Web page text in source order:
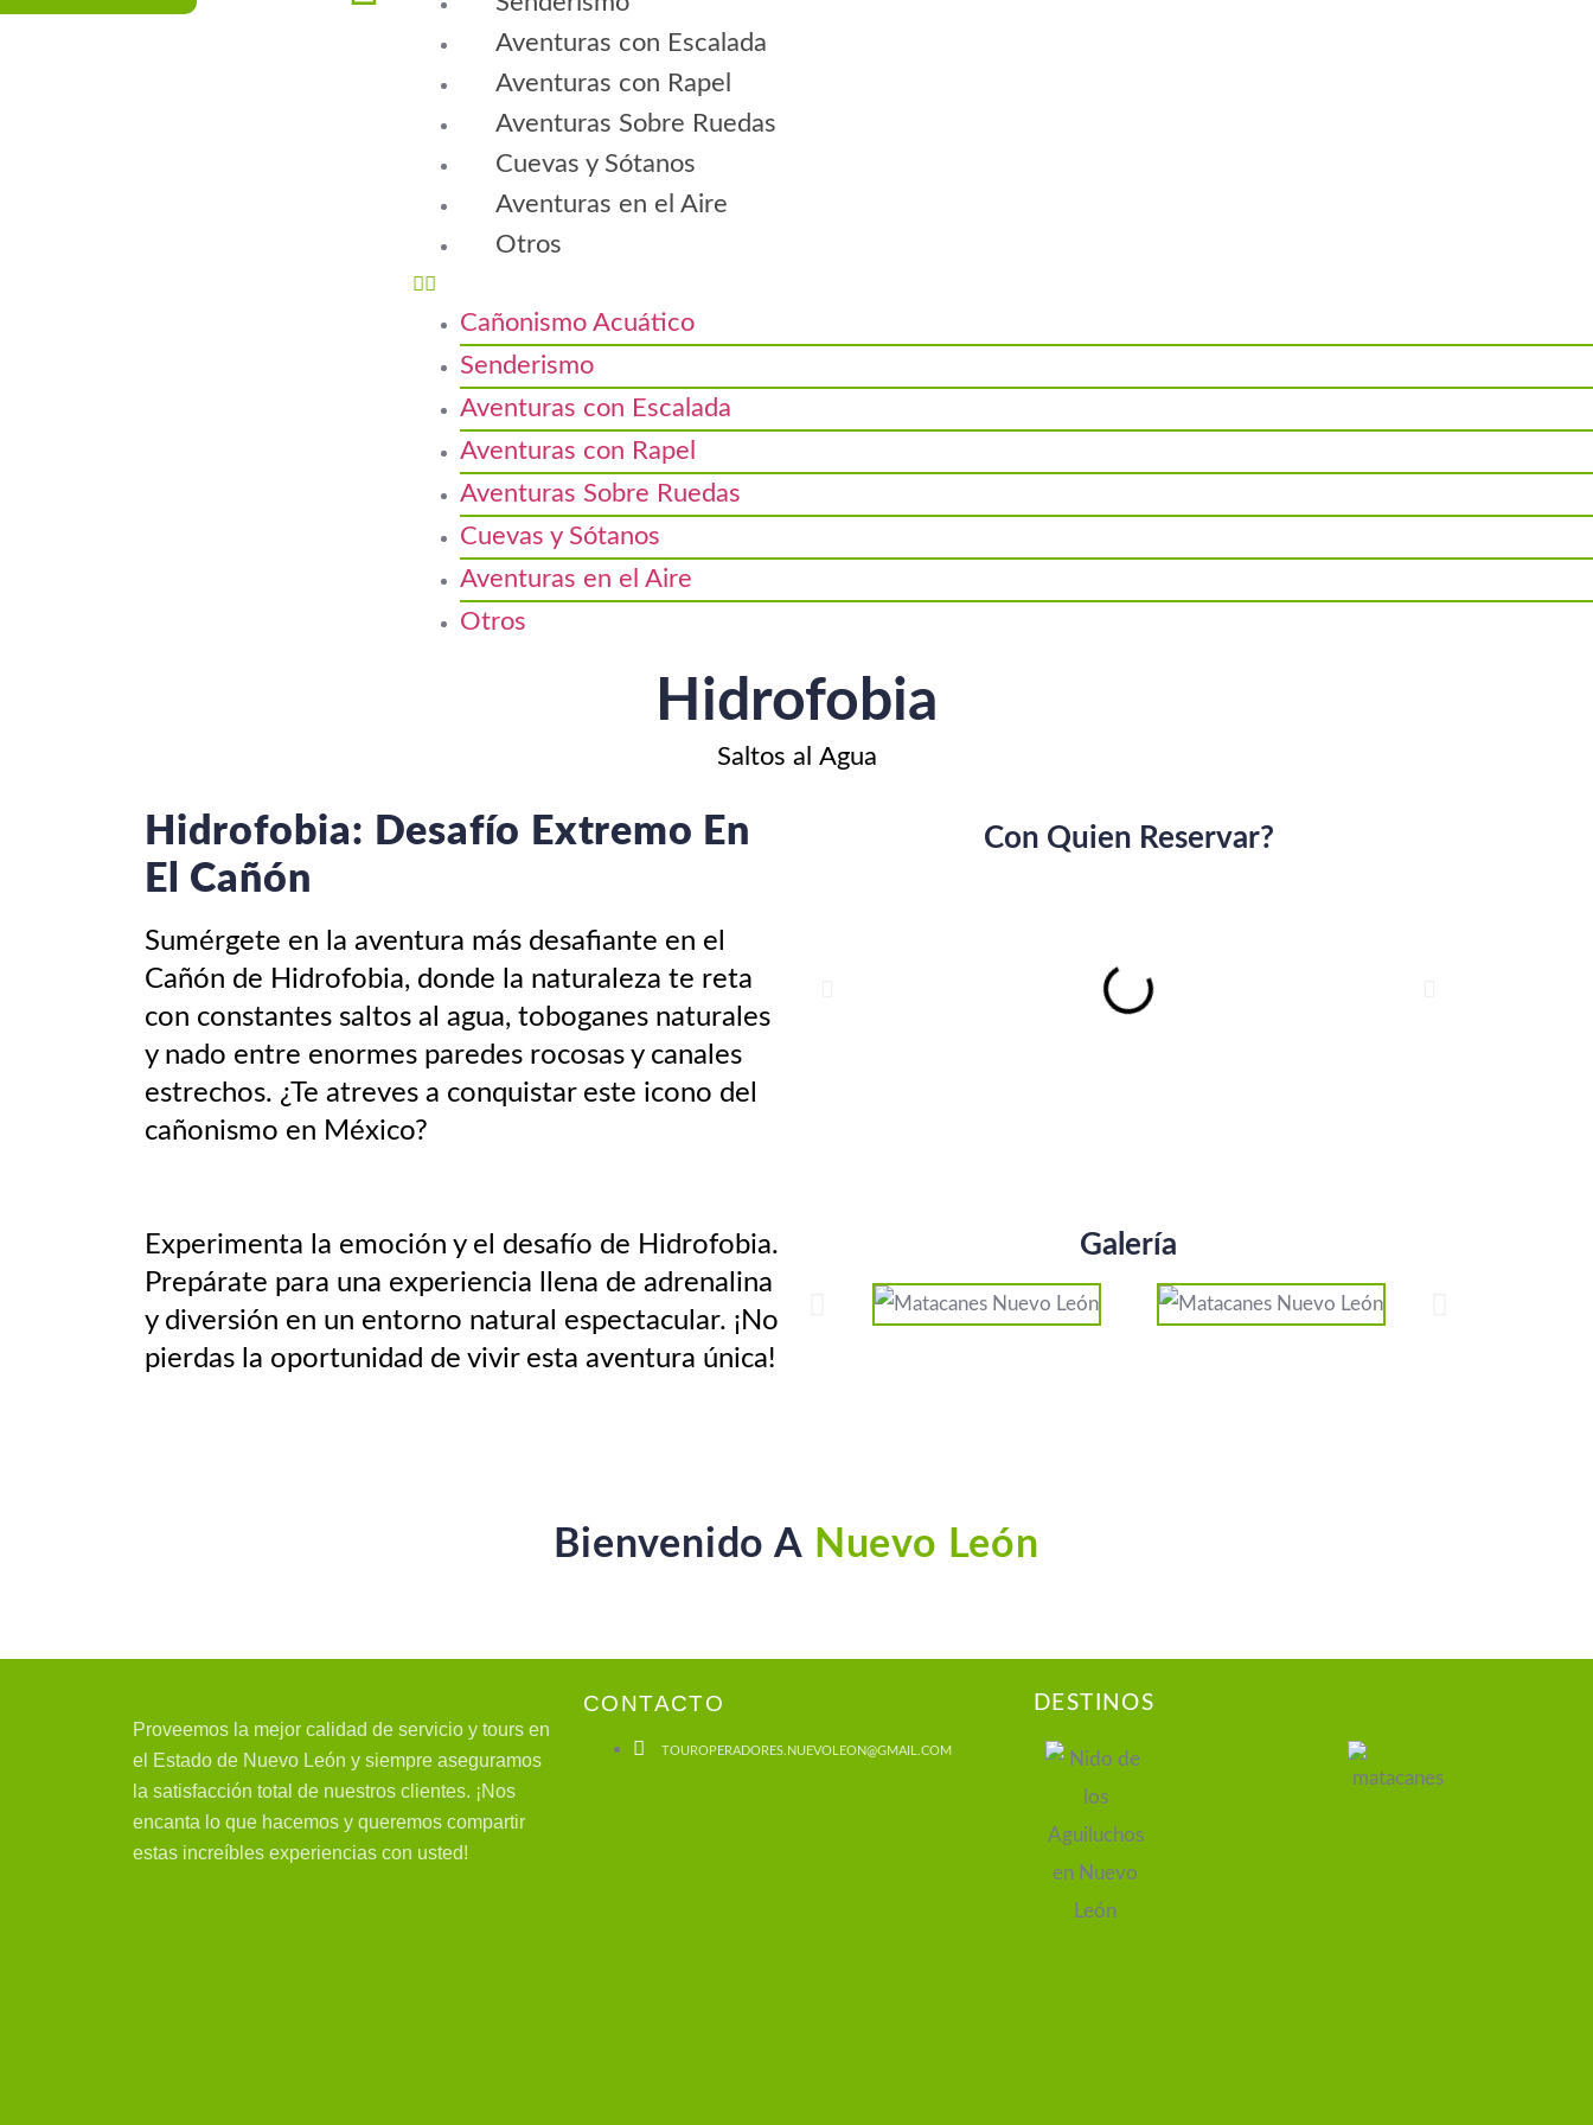
Aventuras con Escalada
Aventuras con Rapel
Aventuras Sobre Ruedas
Cuevas y Sótanos
Aventuras en el Aire
Otros
Cañonismo Acuático
Senderismo
Aventuras con Escalada
Aventuras con Rapel
Aventuras Sobre Ruedas
Cuevas y Sótanos
Aventuras en el Aire
Otros
Hidrofobia
Saltos al Agua
Hidrofobia: Desafío Extremo En
El Cañón
Sumérgete en la aventura más desafiante en el
Cañón de Hidrofobia, donde la naturaleza te reta
con constantes saltos al agua, toboganes naturales
y nado entre enormes paredes rocosas y canales
estrechos. ¿Te atreves a conquistar este icono del
cañonismo en México?
Con Quien Reservar?
Experimenta la emoción y el desafío de Hidrofobia.
Prepárate para una experiencia llena de adrenalina
y diversión en un entorno natural espectacular. ¡No
pierdas la oportunidad de vivir esta aventura única!
Galería
Bienvenido A Nuevo León
Proveemos la mejor calidad de servicio y tours en
el Estado de Nuevo León y siempre aseguramos
la satisfacción total de nuestros clientes. ¡Nos
encanta lo que hacemos y queremos compartir
estas increíbles experiencias con usted!
CONTACTO
TOUROPERADORES.NUEVOLEON@GMAIL.COM
DESTINOS